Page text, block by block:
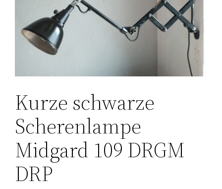
Kurze schwarze
Scherenlampe
Midgard 109 DRGM
DRP